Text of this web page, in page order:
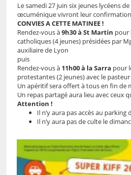
Le samedi 27 juin six jeunes lycéens
œcuménique vivront leur
CONVIES A CETTE MATINEE !
Rendez-vous à9h30 à St Martin pour
catholiques (4 jeunes) présidées par
auxiliaire de Lyon
puis
Rendez-vous à 11h00 à la Sarra pour
protestantes (2 jeunes) avec le
Un apéritif sera offert à tous en fin de
Un repas partagé aura lieu avec ceux
Attention !
Il n’y aura pas accès au parking
Il n’y aura pas de culte le